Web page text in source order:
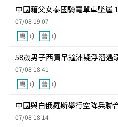
中國籍父女泰國騎電單車墜崖
07/08 19:07
58歲男子西貢吊鐘洲疑浮潛遇
07/08 18:41
中國與白俄羅斯舉行空降兵聯
07/08 18:14